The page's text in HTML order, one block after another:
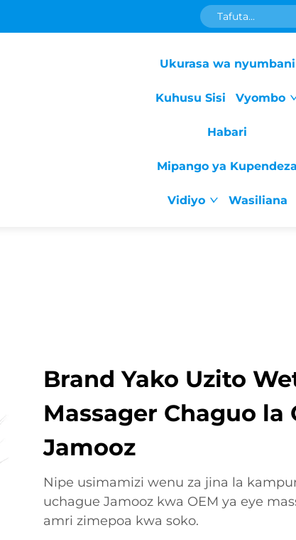
Ukurasa wa nyumbani
Kuhusu Sisi Vyombo
Habari
Mipango ya Kupendeza
Vidiyo Wasiliana
Brand Yako Uzito
Massager Chaguo la
Jamooz
Nipe usimamizi wenu za jina la
uchague Jamooz kwa OEM ya eye
amri zimepoa kwa soko.